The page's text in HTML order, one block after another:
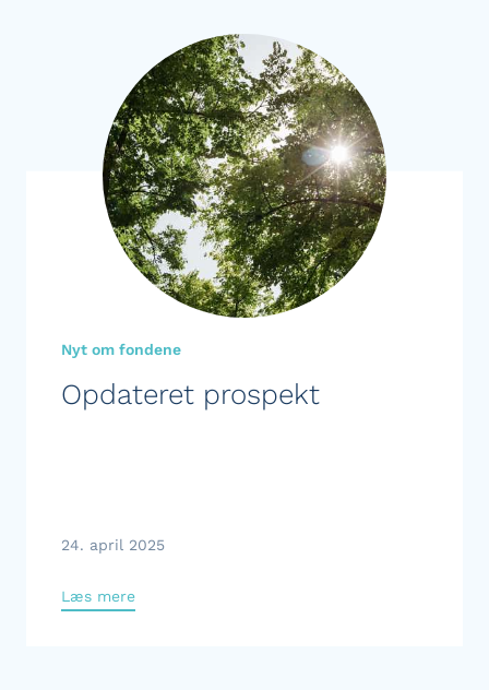
Nyt om fondene
Opdateret prospekt
24. april 2025
Læs mere